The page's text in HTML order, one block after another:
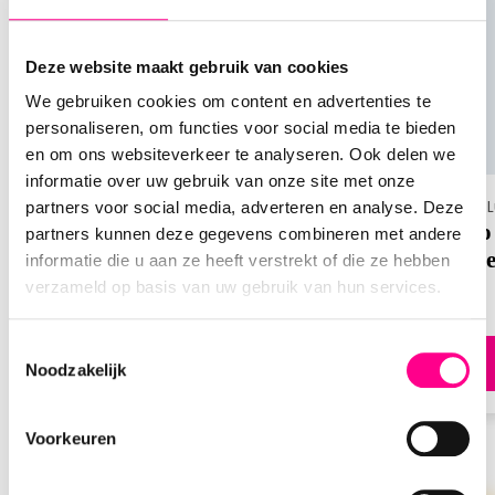
Deze website maakt gebruik van cookies
We gebruiken cookies om content en advertenties te
personaliseren, om functies voor social media te bieden
en om ons websiteverkeer te analyseren. Ook delen we
informatie over uw gebruik van onze site met onze
partners voor social media, adverteren en analyse. Deze
partners kunnen deze gegevens combineren met andere
informatie die u aan ze heeft verstrekt of die ze hebben
verzameld op basis van uw gebruik van hun services.
Noodzakelijk
Voorkeuren
cadeaukaart is geldig bij 1.400 gezellige hotels in
Nederland, België en Duitsland. Bekijk het
uitgebreide aanbod op de officiële Bongo-website
en geniet van een heerlijk nachtje weg.
Hoe werkt de Bongo Nachtje Weg?
Volg deze 6 eenvoudige stappen om je Bongo -
Nachtje Weg cadeaubon te registreren op de
Bongo-website voordat je deze kunt gebruiken:
Bongo-website en registreer je met je e-
cadeaubon die je wilt gebruiken en vul het
Bongo | Luxe cadeaubox
Bongo - Luxe wellnessweekend
Bongo |